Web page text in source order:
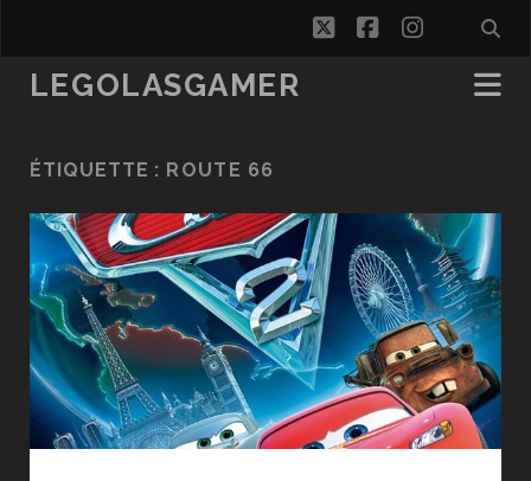
twitterfacebook
LEGOLASGAMER
ÉTIQUETTE : ROUTE 66